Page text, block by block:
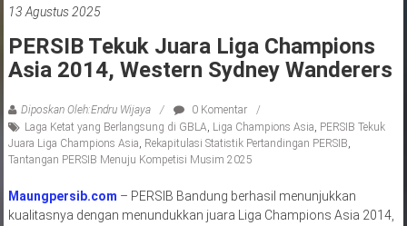
13 Agustus 2025
PERSIB Tekuk Juara Liga Champions
Asia 2014, Western Sydney Wanderers
Diposkan Oleh:Endru Wijaya
0 Komentar
Laga Ketat yang Berlangsung di GBLA Liga Champions Asia PERSIB Tekuk
Juara Liga Champions Asia Rekapitulasi Statistik Pertandingan PERSIB
Tantangan PERSIB Menuju Kompetisi Musim 2025
Maungpersib.com – PERSIB Bandung berhasil menunjukkan
kualitasnya dengan menundukkan juara Liga Champions Asia 2014,